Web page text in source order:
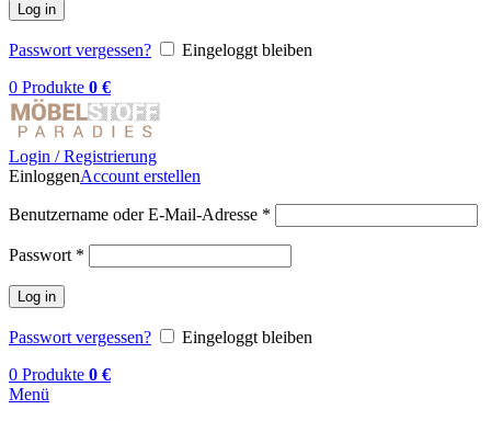
Log in
Passwort vergessen?
Eingeloggt bleiben
0 Produkte 0 €
Login / Registrierung
EinloggenAccount erstellen
Benutzername oder E-Mail-Adresse *
Passwort *
Log in
Passwort vergessen?
Eingeloggt bleiben
0 Produkte 0 €
Menü